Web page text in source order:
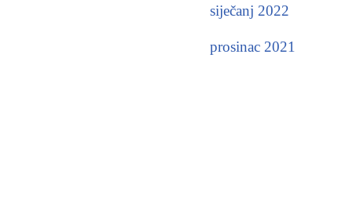
siječanj 2022
prosinac 2021